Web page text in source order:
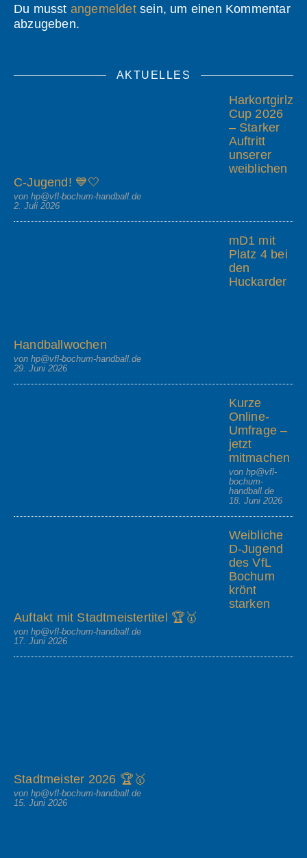
Du musst angemeldetsein, um einen Kommentar
abzugeben.
AKTUELLES
Harkortgirlz
Cup 2026
– Starker
Auftritt
unserer
weiblichen
C-Jugend! 💙🤍
von hp@vfl-bochum-handball.de
2. Juli 2026
mD1 mit
Platz 4 bei
den
Huckarder
Handballwochen
von hp@vfl-bochum-handball.de
29. Juni 2026
Kurze
Online-
Umfrage –
jetzt
mitmachen
von hp@vfl-
bochum-
handball.de
18. Juni 2026
Weibliche
D-Jugend
des VfL
Bochum
krönt
starken
Auftakt mit Stadtmeistertitel 🏆🥇
von hp@vfl-bochum-handball.de
17. Juni 2026
Stadtmeister 2026 🏆🥇
von hp@vfl-bochum-handball.de
15. Juni 2026